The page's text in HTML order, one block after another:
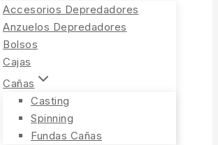
Accesorios Depredadores
Anzuelos Depredadores
Bolsos
Cajas
Cañas
Casting
Spinning
Fundas Cañas